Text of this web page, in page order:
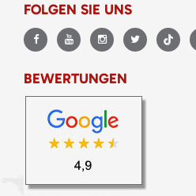
FOLGEN SIE UNS
BEWERTUNGEN